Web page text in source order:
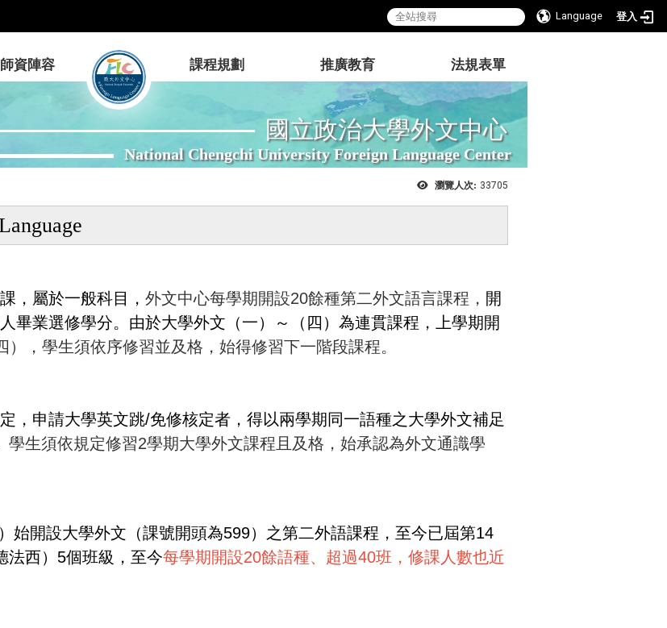
Language 登入
國立政治大學外文中心
National Chengchi University Foreign Language Center
師資陣容 課程規劃 推廣教育 法規表單
瀏覽人次: 33705
，屬於一般科目， 外文中心每學期開設20餘種第二外文語言課程， 開
畢業選修學分。由於大學外文（一）～（四）為連貫課程，上學期開
），學生須依序修習並及格，始得修習下一階段課程。
，申請大學英文跳/免修核定者，得以兩學期同一語種之大學外文補足
學生須依規定修習2學期大學外文課程且及格，始承認為外文通識學
始開設大學外文（課號開頭為599）之第二外語課程，至今已屆第14
法西）5個班級，至今每學期開設20餘語種、超過40班，修課人數也近